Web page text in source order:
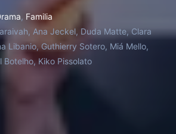
maestro y a su insufrible medio
de escuela. También
amor y enfrentará los
de sus amigas. Pero todo
o no.
, Familia
Ana Jeckel, Duda Matte, Clara
Libanio, Guthierry Sotero, Miá Mello,
Botelho, Kiko Pissolato